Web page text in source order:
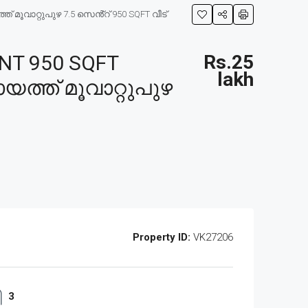
മൂവാറ്റുപുഴ 7.5 സെൻ്റ് 950 SQFT വീട്
950 SQFT
മൂവാറ്റുപുഴ
Rs.25
lakh
Property ID: VK27206
3